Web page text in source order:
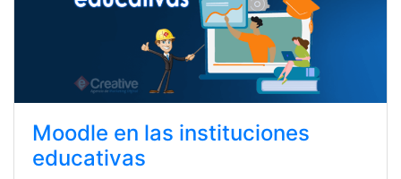
Moodle en las instituciones
educativas